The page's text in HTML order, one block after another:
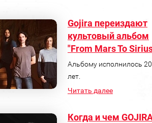
Gojira переиздают
культовый альбом
"From Mars To
Альбому исполнилось 20
лет.
Читать далее
Когда и чем